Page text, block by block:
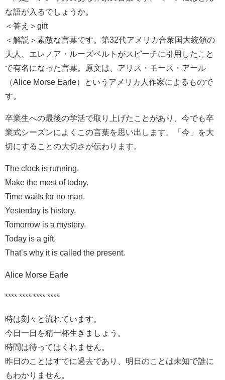
な語が入るでしょうか。
＜答え＞gift
＜解説＞素敵な言葉です。第32代アメリカ合衆国大統領の
夫人、エレノア・ルーズベルトがスピーチに引用したこと
で有名になった言葉。原文は、アリス・モース・アール
（Alice Morse Earle）というアメリカ人作家によるもので
す。
卒業生への最後の学活で取り上げたことがあり、今でも卒
業式シーズンによくこの言葉を思い出します。「今」を大
切にすることの大切さが伝わります。
The clock is running.
Make the most of today.
Time waits for no man.
Yesterday is history.
Tomorrow is a mystery.
Today is a gift.
That’s why it is called the present.
Alice Morse Earle
**** **** **** ****
時は刻々と流れています。
今日一日を精一杯生きましょう。
時間は待ってはくれません。
昨日のことはすでに過去であり、明日のことは未知で誰に
もわかりません。